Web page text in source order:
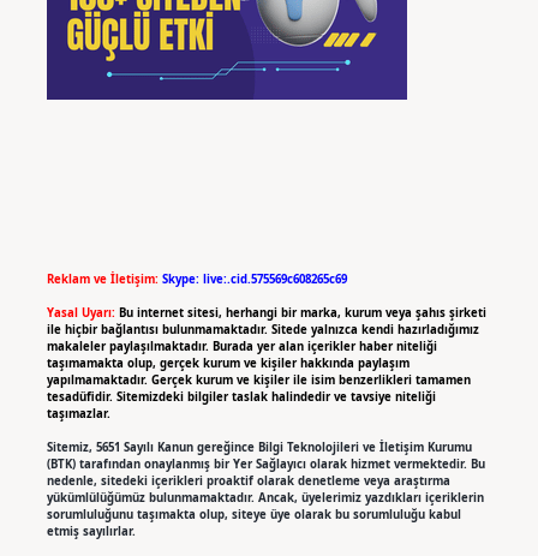
Reklam ve İletişim: Skype: live:.cid.575569c608265c69
Yasal Uyarı: Bu internet sitesi, herhangi bir marka, kurum veya şahıs şirketi
ile hiçbir bağlantısı bulunmamaktadır. Sitede yalnızca kendi hazırladığımız
makaleler paylaşılmaktadır. Burada yer alan içerikler haber niteliği
taşımamakta olup, gerçek kurum ve kişiler hakkında paylaşım
yapılmamaktadır. Gerçek kurum ve kişiler ile isim benzerlikleri tamamen
tesadüfidir. Sitemizdeki bilgiler taslak halindedir ve tavsiye niteliği
taşımazlar.
Sitemiz, 5651 Sayılı Kanun gereğince Bilgi Teknolojileri ve İletişim Kurumu
(BTK) tarafından onaylanmış bir Yer Sağlayıcı olarak hizmet vermektedir. Bu
nedenle, sitedeki içerikleri proaktif olarak denetleme veya araştırma
yükümlülüğümüz bulunmamaktadır. Ancak, üyelerimiz yazdıkları içeriklerin
sorumluluğunu taşımakta olup, siteye üye olarak bu sorumluluğu kabul
etmiş sayılırlar.